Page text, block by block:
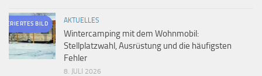
BILD AKTUELLES
Wintercamping mit dem Wohnmobil:
Stellplatzwahl, Ausrüstung und die häufigsten
Fehler
8. JULI 2026